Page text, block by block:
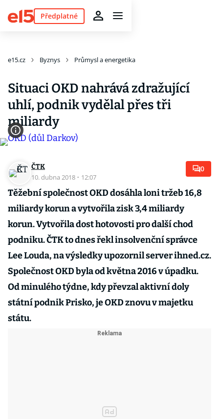
Předplatné
e15.cz Byznys Průmysl a energetika
Situaci OKD nahrává zdražující
uhlí, podnik vydělal přes tři
miliardy
ČTK
10. dubna 2018 · 12:07
0
Těžební společnost OKD dosáhla loni tržeb 16,8
miliardy korun a vytvořila zisk 3,4 miliardy
korun. Vytvořila dost hotovosti pro další chod
podniku. ČTK to dnes řekl insolvenční správce
Lee Louda, na výsledky upozornil server ihned.cz.
Společnost OKD byla od května 2016 v úpadku.
Od minulého týdne, kdy převzal aktivní doly
státní podnik Prisko, je OKD znovu v majetku
státu.